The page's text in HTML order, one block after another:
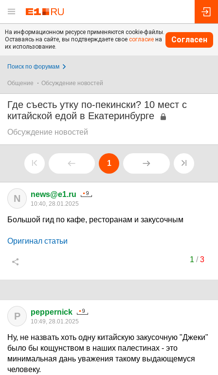
На информационном ресурсе применяются cookie-файлы.
Оставаясь на сайте, вы подтверждаете свое согласие на
их использование.
Согласен
Поиск по форумам
Общение Обсуждение новостей
Где съесть утку по-пекински? 10 мест с
китайской едой в Екатеринбурге
Обсуждение новостей
1
N news@e1.ru
10:40, 28.01.2025
Большой гид по кафе, ресторанам и закусочным
Оригинал статьи
1 /3
P peppernick
10:49, 28.01.2025
Ну, не назвать хоть одну китайскую закусочную "Джеки"
было бы кощунством в наших палестинах - это
минимальная дань уважения такому выдающемуся
человеку.